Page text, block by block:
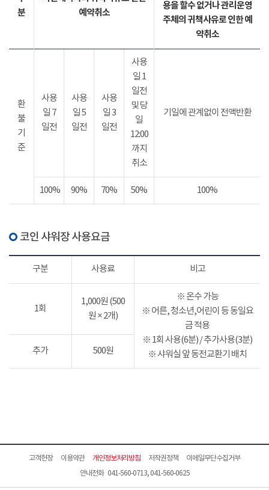
분
예약취소
용을 할수 없거나 관리운영
주체의 귀책사유로 인한 예
약취소
환
불
기
준
사용
일 7
일전
사용
일 5
일전
사용
일 3
일전
사용
일 1
일전
및 당
일
12:00
까지
취소
기일에 관계없이 전액반환
100% 90% 70% 50% 100%
코인 샤워장 사용요금
구분 사용료 비고
1회
1,000원 (500
원 × 2개)
※ 온수 가능
※ 어른, 청소년,어린이 등 동일요
금 적용
※ 1회 사용(6분) / 추가사용(3분)
※ 샤워실 앞 동전교환기 배치
추가 500원
고객헌장 이용약관 개인정보처리방침 저작권정책
이메일무단수집거부
안내전화 041-560-0713, 041-560-0625